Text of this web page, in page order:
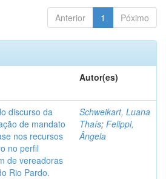
Anterior 1 Póximo
Autor(es)
discurso da
de mandato
nos recursos
no perfil
de vereadoras
Rio Pardo.
Schweikart, Luana
Thaís; Felippi,
Ângela